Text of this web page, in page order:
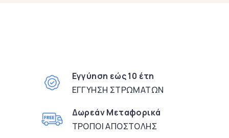
Τα στρώματα Classic συνδυάζουν
εξαιρετική ποιότητα με προσιτές τιμές.
ιδανικό ύπνο, είναι η τέλεια επιλογή για
όσους επιθυμούν άνεση και πρακτικότητα
στην καθημερινότητά τους.
Εγγύηση εώς 10 έτη
ΕΓΓΥΗΣΗ ΣΤΡΩΜΑΤΩΝ
Δωρεάν Μεταφορικά
ΤΡΟΠΟΙ ΑΠΟΣΤΟΛΗΣ